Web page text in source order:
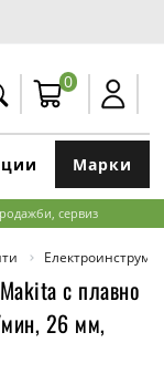
0
Марки
сервиз
с плавно
26 мм,